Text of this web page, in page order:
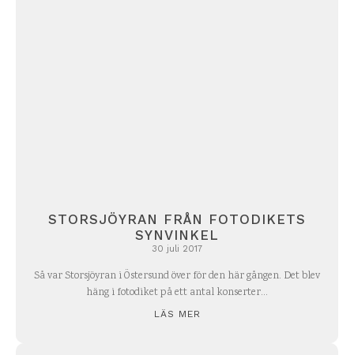
STORSJÖYRAN FRÅN FOTODIKETS
SYNVINKEL
30 juli 2017
Så var Storsjöyran i Östersund över för den här gången. Det blev
häng i fotodiket på ett antal konserter...
LÄS MER